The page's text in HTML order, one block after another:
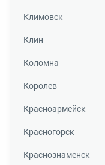
Климовск
Клин
Коломна
Королев
Красноармейск
Красногорск
Краснознаменск